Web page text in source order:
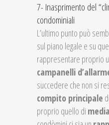
7- Inasprimento del
condominiali
L’ultimo punto può
sul piano legale e su
rappresentare proprio
campanelli
succedere che non si
compito principale
proprio quello di